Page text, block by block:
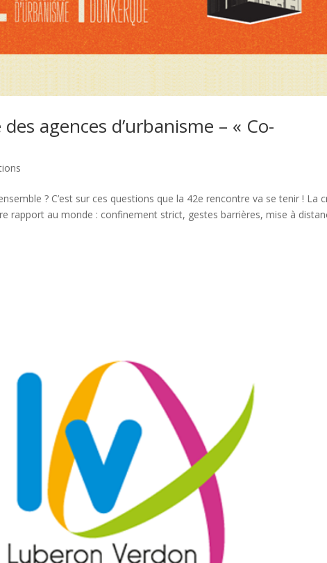
agences d’urbanisme – « Co-
? C’est sur ces questions que la 42e rencontre va se tenir ! La
rapport au monde : confinement strict, gestes barrières, mise à